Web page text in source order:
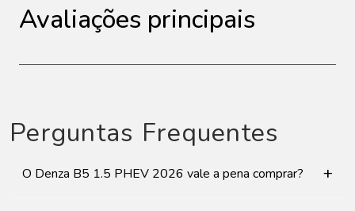
Avaliações principais
Perguntas Frequentes
O Denza B5 1.5 PHEV 2026 vale a pena comprar? +